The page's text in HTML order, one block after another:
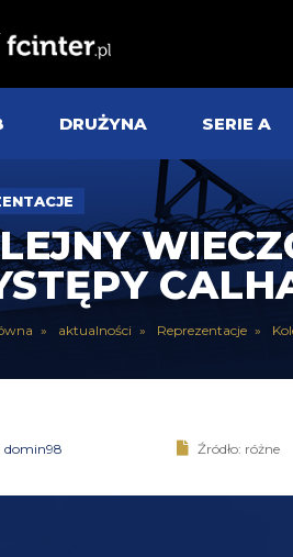
DRUŻYNA SERIE A
aktualności Reprezentacje
domin98 Źródło: różne